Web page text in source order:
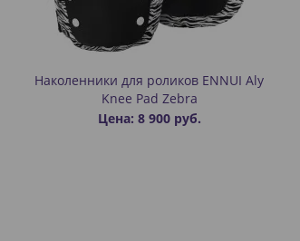
Наколенники для роликов ENNUI Aly
Knee Pad Zebra
Цена: 8 900 руб.